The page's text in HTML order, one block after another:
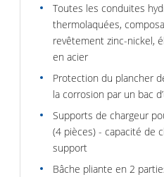
Toutes les conduites
thermolaquées,
revêtement zinc-nickel,
en acier
Protection du plancher
la corrosion par un bac
Supports de chargeur
(4 pièces) - capacité de
support
Bâche pliante en 2